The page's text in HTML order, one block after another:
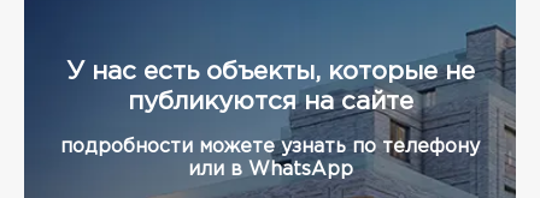
У нас есть объекты, которые не
публикуются на сайте
подробности можете узнать по телефону
или в WhatsApp